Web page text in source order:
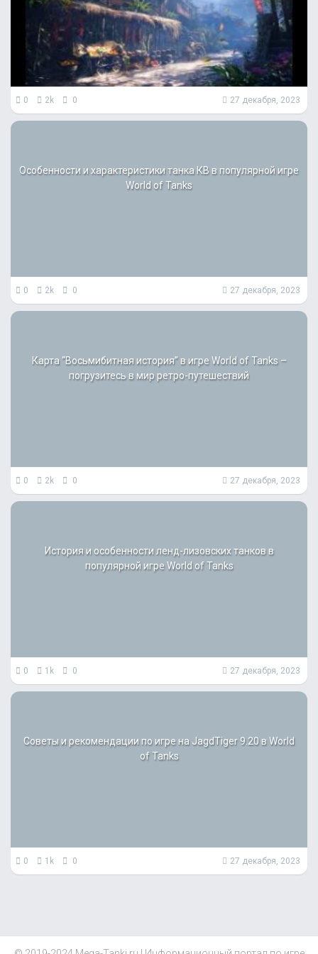
0 2k 0 27 декабря, 2023
Особенности и характеристики танка КВ в популярной игре
World of Tanks
0 2k 0 27 декабря, 2023
Карта “Восьмибитная история” в игре World of Tanks –
погрузитесь в мир ретро-путешествий
0 2k 0 27 декабря, 2023
История и особенности ленд-лизовских танков в
популярной игре World of Tanks
0 1k 0 27 декабря, 2023
Советы и рекомендации по игре на JagdTiger 9.20 в World
of Tanks
0 1k 0 27 декабря, 2023